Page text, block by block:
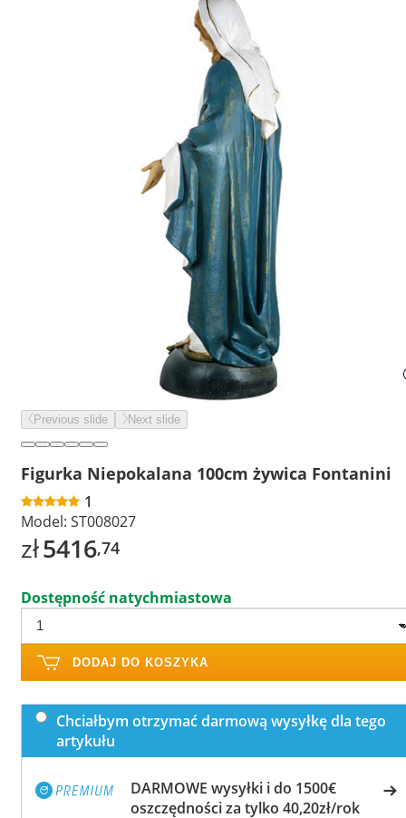
Previous slide Next slide
Figurka Niepokalana 100cm żywica Fontanini
1
Model: ST008027
zł5416,74
Dostępność natychmiastowa
DODAJ DO KOSZYKA
Chciałbym otrzymać darmową wysyłkę dla tego
artykułu
DARMOWE wysyłki i do 1500€
oszczędności za tylko 40,20zł/rok